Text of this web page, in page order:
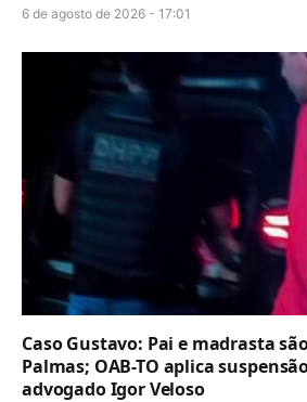
6 de agosto de 2026 - 17:01
Caso Gustavo: Pai e madrasta
Palmas; OAB-TO aplica
advogado Igor Veloso